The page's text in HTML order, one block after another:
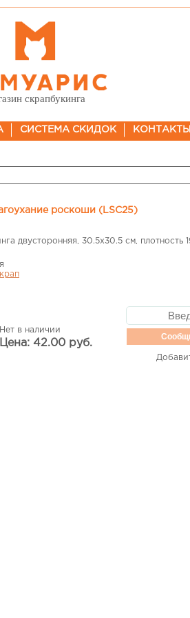
скрапбукинга
СИСТЕМА СКИДОК КОНТАКТЫ
роскоши (LSC25)
двусторонняя, 30.5х30.5 см, плотность
Нет в наличии
Цена: 42.00 руб.